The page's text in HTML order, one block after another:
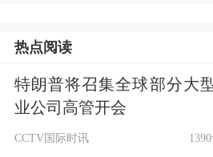
险”与“主权信用货币
产，在投资组合中分散
依然稳固。
热点阅读
特朗普将召集全球部分大
业公司高管开会
CCTV国际时讯